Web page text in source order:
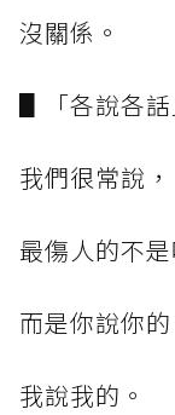
沒關係。
▋「各說各話
我們很常說，
最傷人的不是
而是你說你的
我說我的。